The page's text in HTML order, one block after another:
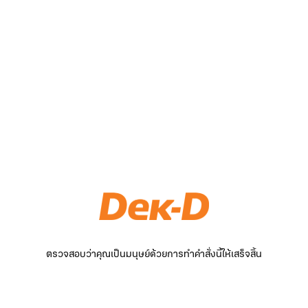
ตรวจสอบว่าคุณเป็นมนุษย์ด้วยการทำคำสั่งนี้ให้เสร็จสิ้น